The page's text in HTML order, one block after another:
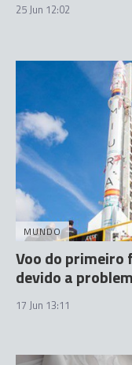
25 Jun 12:02
MUNDO
Voo do primeiro
devido a
17 Jun 13:11